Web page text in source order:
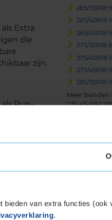
van extra functies (ook
.
265/35R18
265/40R18
265/45R18
275/35R18
275/40R18
275/45R18
285/35R18
Meer
225-45-r18|
225/35R19
225/40R19
225/45R19
225/45R19
235/35R19
Extra
die
zijn.
Run-
kan
jouw